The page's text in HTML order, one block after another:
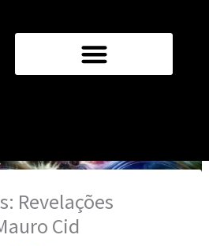
Revelações
Cid